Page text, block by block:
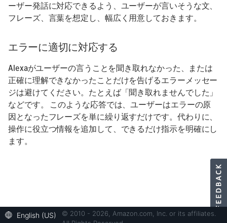
ーザー発話に対応できるよう、ユーザーが言いそうな文、
フレーズ、言葉を想定し、幅広く用意しておきます。
エラーに適切に対応する
Alexaがユーザーの言うことを聞き取れなかった、または
正確に理解できなかったことだけを告げるエラーメッセー
ジは避けてください。たとえば「聞き取れませんでした」
などです。 このような応答では、ユーザーはエラーの原
因となったフレーズを単に繰り返すだけです。代わりに、
操作に役立つ情報を追加して、できるだけ指示を明確にし
ます。
English (US)
© 2010 - 2026, Amazon.com, Inc. or its affiliates.